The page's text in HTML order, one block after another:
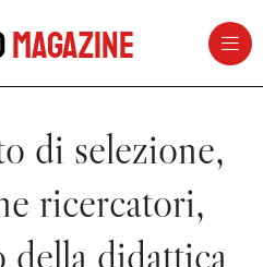
Magazine
di selezione,
ricercatori,
della didattica